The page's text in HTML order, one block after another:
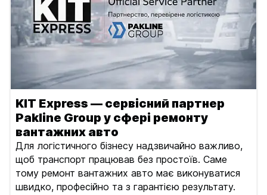
KIT Express — сервісний партнер
Pakline Group у сфері ремонту
вантажних авто
Для логістичного бізнесу надзвичайно важливо,
щоб транспорт працював без простоїв. Саме
тому ремонт вантажних авто має виконуватися
швидко, професійно та з гарантією результату.